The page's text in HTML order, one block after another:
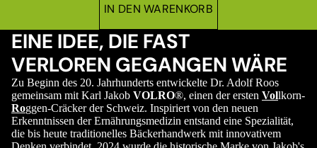
IN DEN WARENKORB
EINE IDEE, DIE FAST
VERLOREN GEGANGEN WÄRE
Zu Beginn des 20. Jahrhunderts entwickelte Dr. Adolf Roos
gemeinsam mit Karl Jakob VOLRO®, einen der ersten Vollkorn-
Roggen-Cräcker der Schweiz. Inspiriert von den neuen
Erkenntnissen der Ernährungsmedizin entstand eine Spezialität,
die bis heute traditionelles Bäckerhandwerk mit innovativem